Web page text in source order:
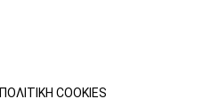
ΠΟΛΙΤΙΚΉ COOKIES